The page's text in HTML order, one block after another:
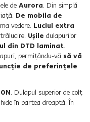
de Aurora. Din simplă
De mobila de
vedere. Luciul extra
Uşile dulapurilor
din DTD laminat.
permiţându-vă să vă
de preferinţele
. Dulapul superior de colţ
în partea dreaptă. În